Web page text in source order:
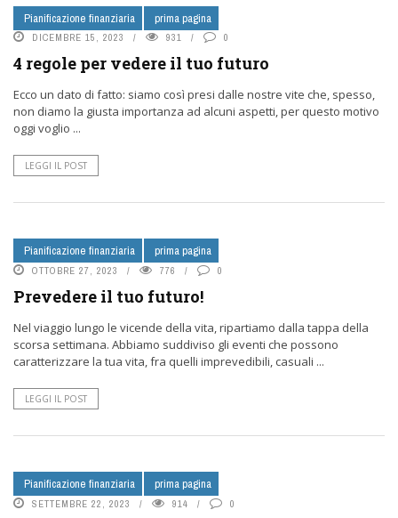
Pianificazione finanziaria prima pagina
DICEMBRE 15, 2023 931 0
4 regole per vedere il tuo futuro
Ecco un dato di fatto: siamo così presi dalle nostre vite che, spesso,
non diamo la giusta importanza ad alcuni aspetti, per questo motivo
oggi voglio ...
LEGGI IL POST
Pianificazione finanziaria prima pagina
OTTOBRE 27, 2023 776 0
Prevedere il tuo futuro!
Nel viaggio lungo le vicende della vita, ripartiamo dalla tappa della
scorsa settimana. Abbiamo suddiviso gli eventi che possono
caratterizzare la tua vita, fra quelli imprevedibili, casuali ...
LEGGI IL POST
Pianificazione finanziaria prima pagina
SETTEMBRE 22, 2023 914 0